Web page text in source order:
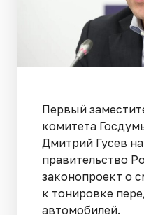
Первый
комитета
Дмитрий Гусев
правительство
законопроект о
к тонировке
автомобилей.